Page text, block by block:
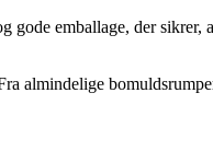
emballage, der
almindelige